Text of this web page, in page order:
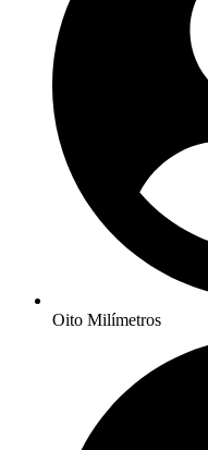
Oito Milímetros